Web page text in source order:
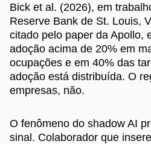
Bick et al. (2026), em
Reserve Bank de St. Louis,
citado pelo paper da Apollo,
adoção acima de 20% em
ocupações e em 40% das
adoção está distribuída. O
empresas, não.
O fenômeno do shadow AI
sinal. Colaborador que